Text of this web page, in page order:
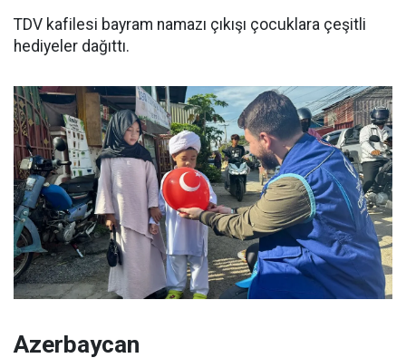
TDV kafilesi bayram namazı çıkışı çocuklara çeşitli
hediyeler dağıttı.
Azerbaycan